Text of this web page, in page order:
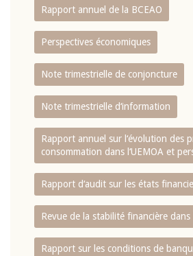
Rapport annuel de la BCEAO
Perspectives économiques
Note trimestrielle de conjoncture
Note trimestrielle d‘information
Rapport annuel sur l‘évolution des
consommation dans l‘UEMOA et
Rapport d‘audit sur les états
Revue de la stabilité financière dans
Rapport sur les conditions de